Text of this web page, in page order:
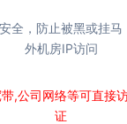
全，防止被黑或挂
外机房IP访问
,公司网络等可直接
证